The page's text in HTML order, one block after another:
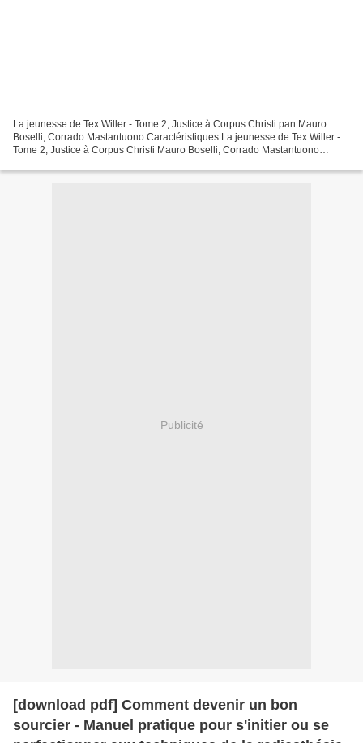
La jeunesse de Tex Willer - Tome 2, Justice à Corpus Christi pan Mauro
Boselli, Corrado Mastantuono Caractéristiques La jeunesse de Tex Willer -
Tome 2, Justice à Corpus Christi Mauro Boselli, Corrado Mastantuono
Publicité
[download pdf] Comment devenir un bon
sourcier - Manuel pratique pour s'initier ou se